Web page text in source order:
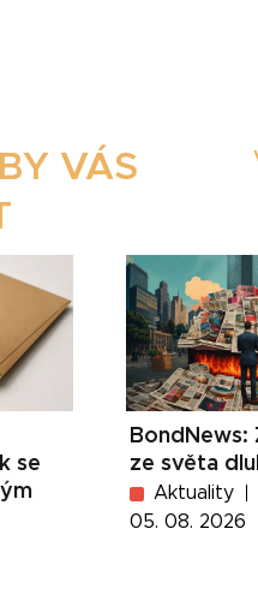
VÁS
se
BondNews:
ze světa
Aktuality
05. 08. 2026